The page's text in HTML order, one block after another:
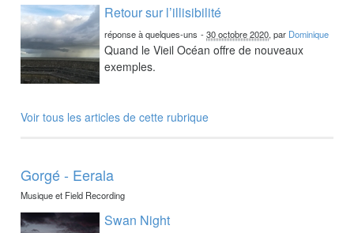
Retour sur l’illisibilité
réponse à quelques-uns -30 octobre 2020, par Dominique
Quand le Vieil Océan offre de nouveaux
exemples.
Voir tous les articles de cette rubrique
Gorgé - Eerala
Musique et Field Recording
Swan Night